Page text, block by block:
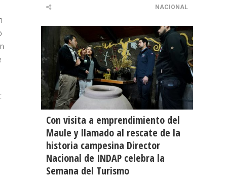
NACIONAL
Con visita a emprendimiento del
Maule y llamado al rescate de la
historia campesina Director
Nacional de INDAP celebra la
Semana del Turismo